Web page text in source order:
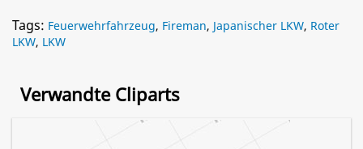
Tags: Feuerwehrfahrzeug, Fireman, Japanischer LKW, Roter
LKW, LKW
Verwandte Cliparts